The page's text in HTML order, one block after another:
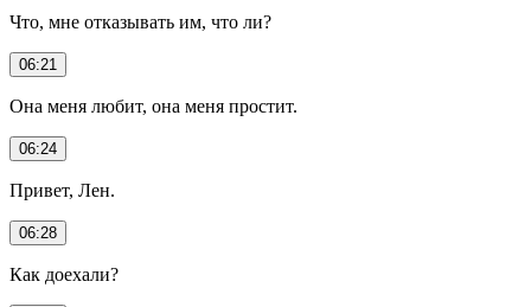
Что, мне отказывать им, что ли?
06:21
Она меня любит, она меня простит.
06:24
Привет, Лен.
06:28
Как доехали?